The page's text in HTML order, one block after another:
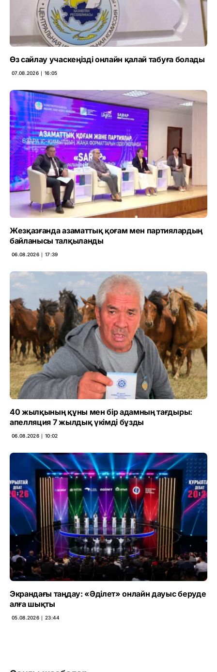
Өз сайлау учаскеңізді онлайн қалай табуға болады
07.08.2026 ∣ 16:05
Жезқазғанда азаматтық қоғам мен партиялардың
байланысы талқыланды
06.08.2026 ∣ 17:39
40 жылқының құны мен бір адамның тағдыры:
апелляция 7 жылдық үкімді бұзды
06.08.2026 ∣ 10:02
Экрандағы таңдау: «Әділет» онлайн дауыс беруде
алға шықты
05.08.2026 ∣ 23:44